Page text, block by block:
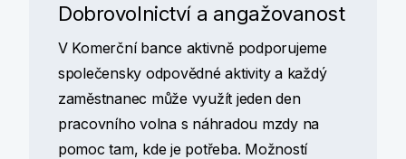
Dobrovolnictví a angažovanost
V Komerční bance aktivně podporujeme
společensky odpovědné aktivity a každý
zaměstnanec může využít jeden den
pracovního volna s náhradou mzdy na
pomoc tam, kde je potřeba. Možností